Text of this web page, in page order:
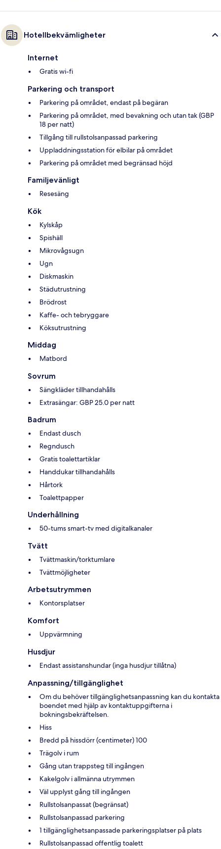
Hotellbekvämligheter
Internet
Gratis wi-fi
Parkering och transport
Parkering på området, endast på begäran
Parkering på området, med bevakning och utan tak (GBP
18 per natt)
Tillgång till rullstolsanpassad parkering
Uppladdningsstation för elbilar på området
Parkering på området med begränsad höjd
Familjevänligt
Resesäng
Kök
Kylskåp
Spishäll
Mikrovågsugn
Ugn
Diskmaskin
Städutrustning
Brödrost
Kaffe- och tebryggare
Köksutrustning
Middag
Matbord
Sovrum
Sängkläder tillhandahålls
Extrasängar: GBP 25.0 per natt
Badrum
Endast dusch
Regndusch
Gratis toalettartiklar
Handdukar tillhandahålls
Hårtork
Toalettpapper
Underhållning
50-tums smart-tv med digitalkanaler
Tvätt
Tvättmaskin/torktumlare
Tvättmöjligheter
Arbetsutrymmen
Kontorsplatser
Komfort
Uppvärmning
Husdjur
Endast assistanshundar (inga husdjur tillåtna)
Anpassning/tillgänglighet
Om du behöver tillgänglighetsanpassning kan du kontakta
boendet med hjälp av kontaktuppgifterna i
bokningsbekräftelsen.
Hiss
Bredd på hissdörr (centimeter) 100
Trägolv i rum
Gång utan trappsteg till ingången
Kakelgolv i allmänna utrymmen
Väl upplyst gång till ingången
Rullstolsanpassat (begränsat)
Rullstolsanpassad parkering
1 tillgänglighetsanpassade parkeringsplatser på plats
Rullstolsanpassad offentlig toalett